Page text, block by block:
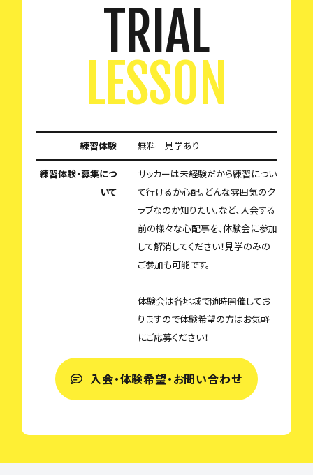
TRIAL
LESSON
練習体験 無料 見学あり
練習体験・募集につ
いて
サッカーは未経験だから練習につい
て行けるか心配。どんな雰囲気のク
ラブなのか知りたい。など、入会する
前の様々な心配事を、体験会に参加
して解消してください！見学のみの
ご参加も可能です。
体験会は各地域で随時開催してお
りますので体験希望の方はお気軽
にご応募ください！
入会・体験希望・お問い合わせ